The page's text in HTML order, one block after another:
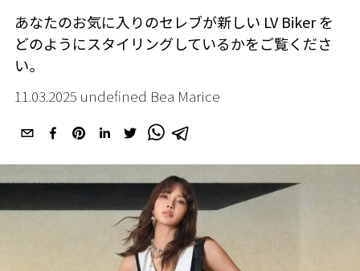
あなたのお気に入りのセレブが新しい LV Biker を
どのようにスタイリングしているかをご覧くださ
い。
11.03.2025 undefined Bea Marice